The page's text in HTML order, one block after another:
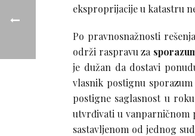
eksproprijacije u katastru
Po pravnosnažnosti
održi raspravu za
je dužan da dostavi
vlasnik postignu
postigne saglasnost u
utvrđivati u vanparničnom
sastavljenom od jednog